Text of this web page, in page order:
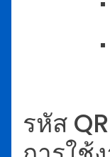
รหัส